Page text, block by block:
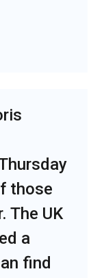
those
The UK
a
find